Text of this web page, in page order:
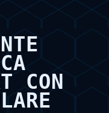
CON